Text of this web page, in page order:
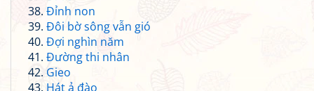
Đỉnh non
Đôi bờ sông vẫn gió
Đợi nghìn năm
Đường thi nhân
Gieo
Hát ả đào